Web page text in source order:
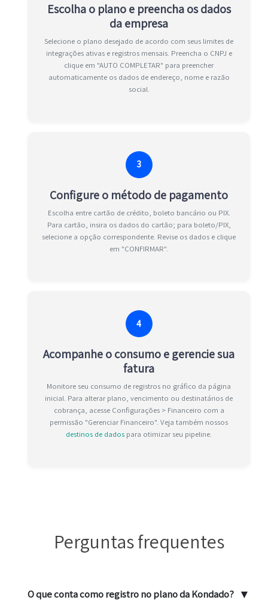
Escolha o plano e preencha os dados
da empresa
Selecione o plano desejado de acordo com seus limites de
integrações ativas e registros mensais. Preencha o CNPJ e
clique em "AUTO COMPLETAR" para preencher
automaticamente os dados de endereço, nome e razão
social.
3
Configure o método de pagamento
Escolha entre cartão de crédito, boleto bancário ou PIX.
Para cartão, insira os dados do cartão; para boleto/PIX,
selecione a opção correspondente. Revise os dados e clique
em "CONFIRMAR".
4
Acompanhe o consumo e gerencie sua
fatura
Monitore seu consumo de registros no gráfico da página
inicial. Para alterar plano, vencimento ou destinatários de
cobrança, acesse Configurações > Financeiro com a
permissão "Gerenciar Financeiro". Veja também nossos
destinos de dados para otimizar seu pipeline.
Perguntas frequentes
O que conta como registro no plano da Kondado? ▼